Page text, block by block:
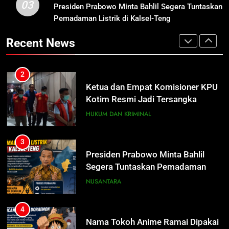
Presiden Prabowo Minta Bahlil
Segera Tuntaskan Pemadaman
Warga Indonesia, Ada Uzumaki, D.
Luffy, Shinchan, hingga Doraemon
NUSANTARA
5
Mulai Diterapkan di Palangka Raya
ECONOMY
6
Lulusan Siap Kerja Melalui
03
Presiden Prabowo Minta Bahlil Segera Tuntaskan
Pemadaman Listrik di Kalsel-Teng
Recent News
2
Ketua dan Empat Komisioner KPU
Kotim Resmi Jadi Tersangka
Dugaan Korupsi Dana Hibah
Pilkada Rp40 Miliar
3
Presiden Prabowo Minta Bahlil
Segera Tuntaskan Pemadaman
Listrik di Kalsel-Teng
NUSANTARA
4
Nama Tokoh Anime Ramai Dipakai
Warga Indonesia, Ada Uzumaki, D.
Luffy, Shinchan, hingga Doraemon
NUSANTARA
5
Tak Ada Lagi Pajak Terlewat, GIS